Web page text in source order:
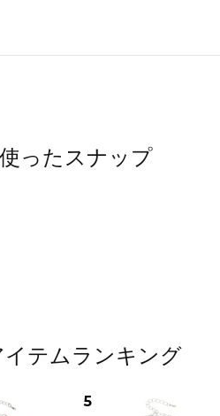
ったスナップ
テムランキング
5